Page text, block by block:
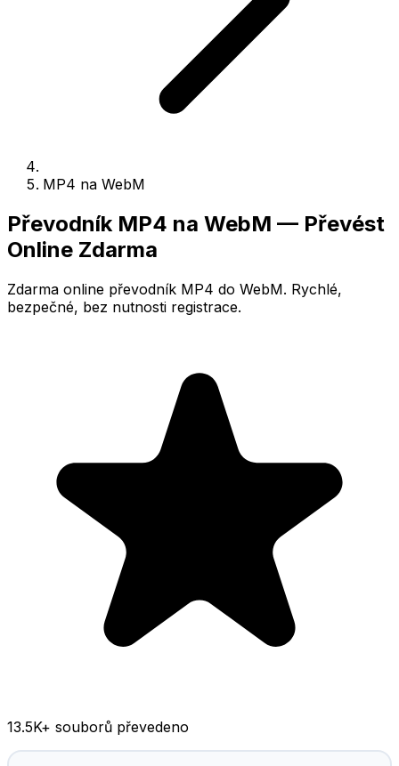
MP4 na WebM
Převodník MP4 na WebM — Převést
Online Zdarma
Zdarma online převodník MP4 do WebM. Rychlé,
bezpečné, bez nutnosti registrace.
13.5K+ souborů převedeno